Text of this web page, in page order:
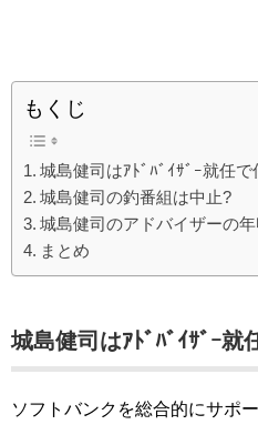
もくじ
城島健司はｱﾄﾞﾊﾞｲｻﾞｰ就任で
城島健司の釣番組は中止?
城島健司のアドバイザーの年
まとめ
城島健司はｱﾄﾞﾊﾞｲｻﾞｰ就
ソフトバンクを総合的にサポ